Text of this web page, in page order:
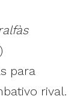
para
rival.